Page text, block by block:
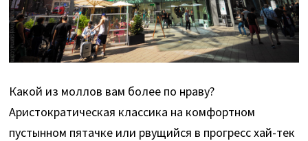
Какой из моллов вам более по нраву?
Аристократическая классика на комфортном
пустынном пятачке или рвущийся в прогресс хай-тек